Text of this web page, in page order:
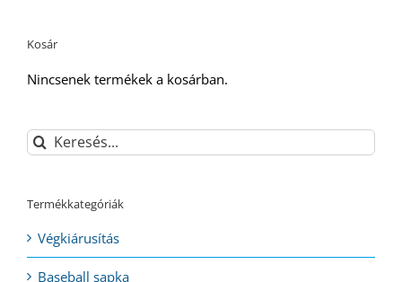
Kosár
Nincsenek termékek a kosárban.
Keresés...
Termékkategóriák
Végkiárusítás
Baseball sapka